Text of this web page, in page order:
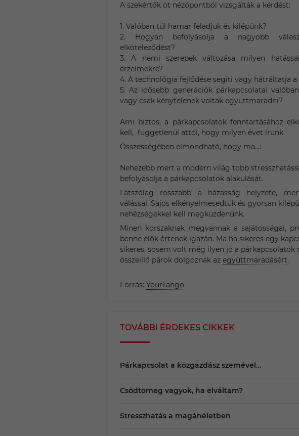
A szekértők öt nézőpontból vizsgálták a kérdést:
1. Valóban túl hamar feladjuk és kilépünk?
2. Hogyan befolyásolja a nagyobb
elköteleződést?
3. A nemi szerepek változása milyen
érzelmekre?
4. A technológia fejlődése segíti vagy hátráltatja a
5. Az idősebb generációk párkapcsolatai
vagy csak kénytelenek voltak együttmaradni?
Ami biztos, a párkapcsolatok fenntartásához
kell, függetlenül attól, hogy milyen évet írunk.
Összességében elmondható, hogy ma...:
Nehezebb mert a modern világ több
befolyásolja a párkapcsolatok alakulását.
Látszólag rosszabb a házasság helyzete,
válással. Sajos elkényelmesedtük és gyorsan
nehézségekkel kell megküzdenünk.
Minen korszaknak megvannak a sajátosságai,
benne élők értenek igazán. Ma ha sikeres egy
sikeres, sosem volt még ilyen jó a párkapcsolatok
összeillő párok dolgoznak az együttmaradásért.
Forrás: YourTango
TOVÁBBI ÉRDEKES CIKKEK
Párkapcsolat a közgazdász szemével…
Csődtömeg vagyok, ha elváltam?
Stresszhatás a magánéletben